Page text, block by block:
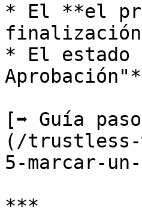
* El **el
* El estado
[➡️ Guía
(/trustless-
5-marcar-
***